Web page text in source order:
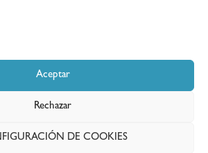
Aceptar
Rechazar
DE COOKIES